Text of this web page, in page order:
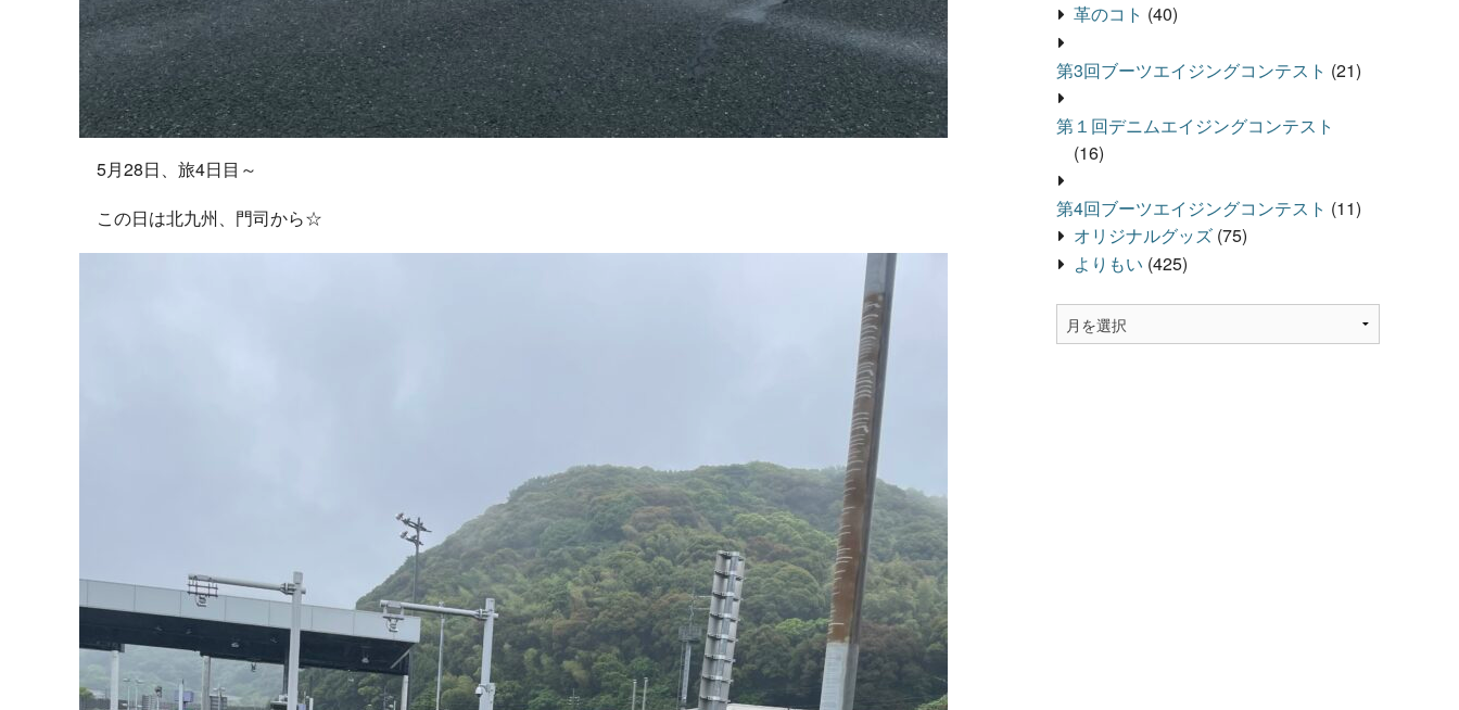
5月28日、旅4日目～
この日は北九州、門司から☆
革のコト (40)
第3回ブーツエイジングコンテスト (21)
第１回デニムエイジングコンテスト
(16)
第4回ブーツエイジングコンテスト (11)
オリジナルグッズ (75)
よりもい (425)